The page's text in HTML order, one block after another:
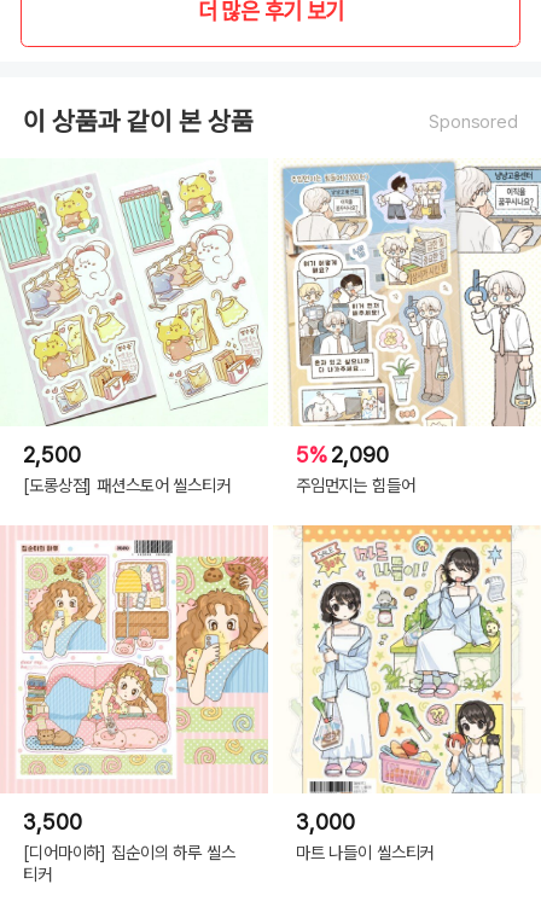
더 많은 후기 보기
이 상품과 같이 본 상품 Sponsored
2,500
[도롱상점] 패션스토어 씰스티커
5%2,090
주임먼지는 힘들어
3,500
[디어마이하] 집순이의 하루 씰스
티커
3,000
마트 나들이 씰스티커